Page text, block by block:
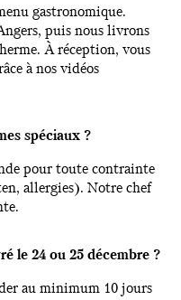
gastronomique.
puis nous livrons
À réception, vous
à nos vidéos
spéciaux ?
pour toute contrainte
allergies). Notre chef
le 24 ou 25 décembre ?
au minimum 10 jours